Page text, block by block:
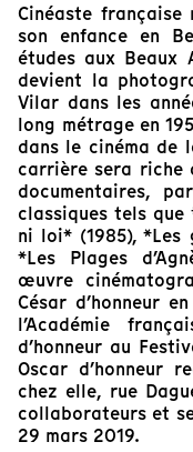
Cinéaste française
son enfance en
études aux
devient la
Vilar dans les
long métrage en
dans le cinéma de
carrière sera
documentaires,
classiques tels que
ni loi* (1985), *Les
*Les Plages
œuvre
César d’honneur
l’Académie
d’honneur au
Oscar d’honneur
chez elle, rue
collaborateurs et
29 mars 2019.